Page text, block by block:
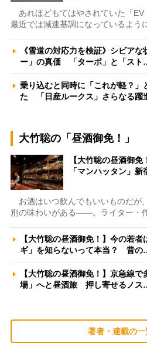
あれほどもてはやされていた「EV
最近では減速基調になっているよう
《雪道の対応力を検証》シビア
ー」の真価 「ターボ」と「ス
乗り込むと同時に「これが軽？」
た 「日産ルークス」さらなる躍
大竹聡の「昼酒御免！」
【大竹聡の昼酒御
「マンハッタン」
お酒はいつ飲んでもいいものだが
別の味わいがある――。ライター・
【大竹聡の昼酒御免！】今の若
ギ」を知らないって本当？ 昔
【大竹聡の昼酒御免！】京急線
場」へと昼酒旅 押し寄せるノ
著者・連載の一